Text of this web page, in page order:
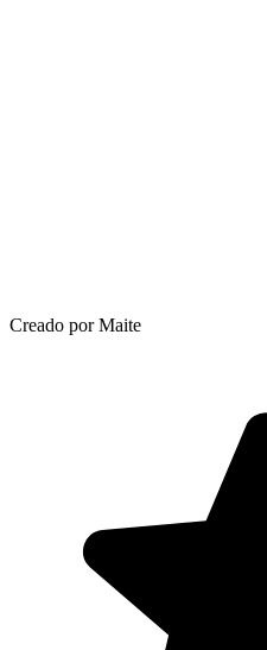
Creado por Maite